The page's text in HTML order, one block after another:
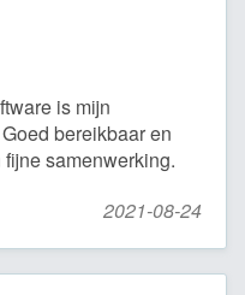
is mijn
bereikbaar en
samenwerking.
2021-08-24